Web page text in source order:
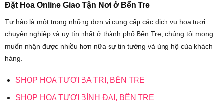
Đặt Hoa Online Giao Tận Nơi ở Bến Tre
Tự hào là một trong những đơn vị cung cấp các dịch vụ hoa tươi
chuyên nghiệp và uy tín nhất ở thành phố Bến Tre, chúng tôi mong
muốn nhận được nhiều hơn nữa sự tin tưởng và ủng hộ của khách
hàng.
SHOP HOA TƯƠI BA TRI, BẾN TRE
SHOP HOA TƯƠI BÌNH ĐẠI, BẾN TRE